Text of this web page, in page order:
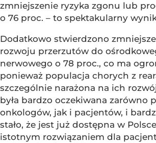
zmniejszenie ryzyka zgonu lub
o 76 proc. – to spektakularny
Dodatkowo stwierdzono
rozwoju przerzutów do
nerwowego o 78 proc., co ma
ponieważ populacja chorych z
szczególnie narażona na ich
była bardzo oczekiwana zarówno
onkologów, jak i pacjentów, i
stało, że jest już dostępna w
istotnym rozwiązaniem dla